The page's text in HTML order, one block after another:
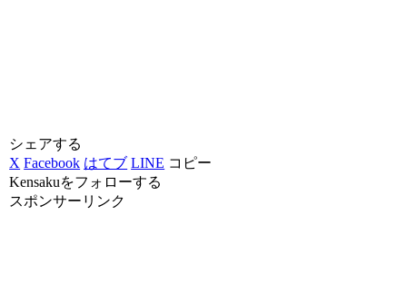
シェアする
X Facebook はてブ LINE コピー
Kensakuをフォローする
スポンサーリンク